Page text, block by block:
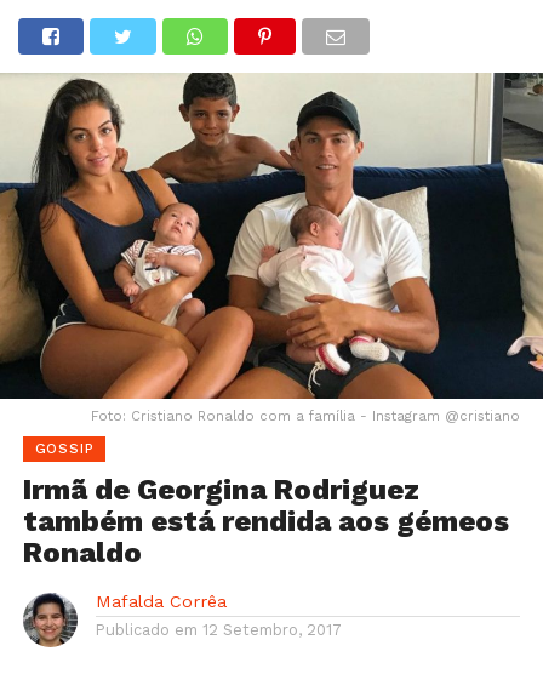
Foto: Cristiano Ronaldo com a família - Instagram @cristiano
GOSSIP
Irmã de Georgina Rodriguez
também está rendida aos gémeos
Ronaldo
Mafalda Corrêa
Publicado em 12 Setembro, 2017